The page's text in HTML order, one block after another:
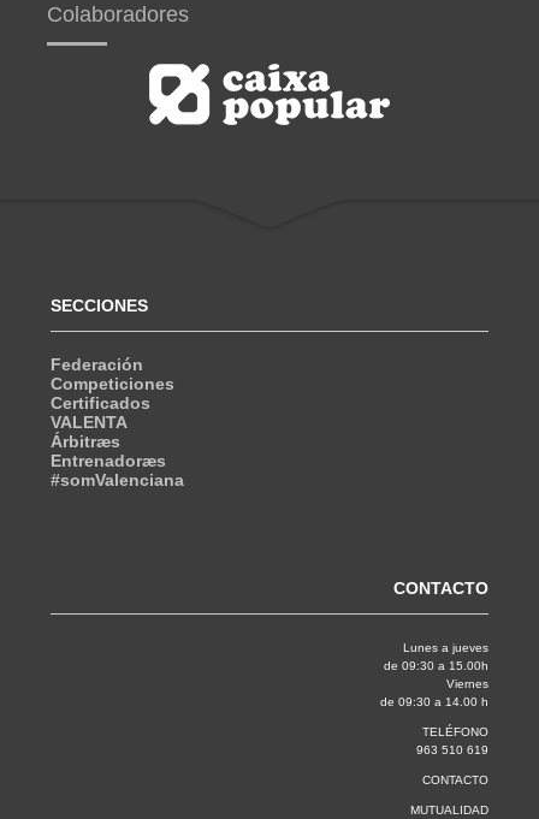
Colaboradores
SECCIONES
Federación
Competiciones
Certificados
VALENTA
Árbitræs
Entrenadoræs
#somValenciana
CONTACTO
Lunes a jueves
de 09:30 a 15.00h
Viernes
de 09:30 a 14.00 h
TELÉFONO
963 510 619
CONTACTO
MUTUALIDAD